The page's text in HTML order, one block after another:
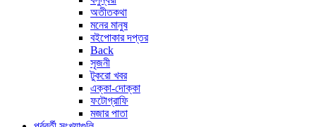
অতীতকথা
মনের মানুষ
বইপোকার দপ্তর
Back
সৃজনী
টুকরো খবর
এক্কা-দোক্কা
ফটোগ্রাফি
মজার পাতা